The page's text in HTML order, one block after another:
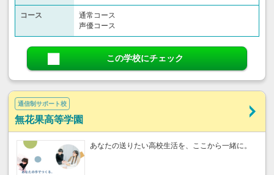
コース
通常コース
声優コース
この学校にチェック
通信制サポート校
無花果高等学園
あなたの送りたい高校生活を、ここから一緒に。